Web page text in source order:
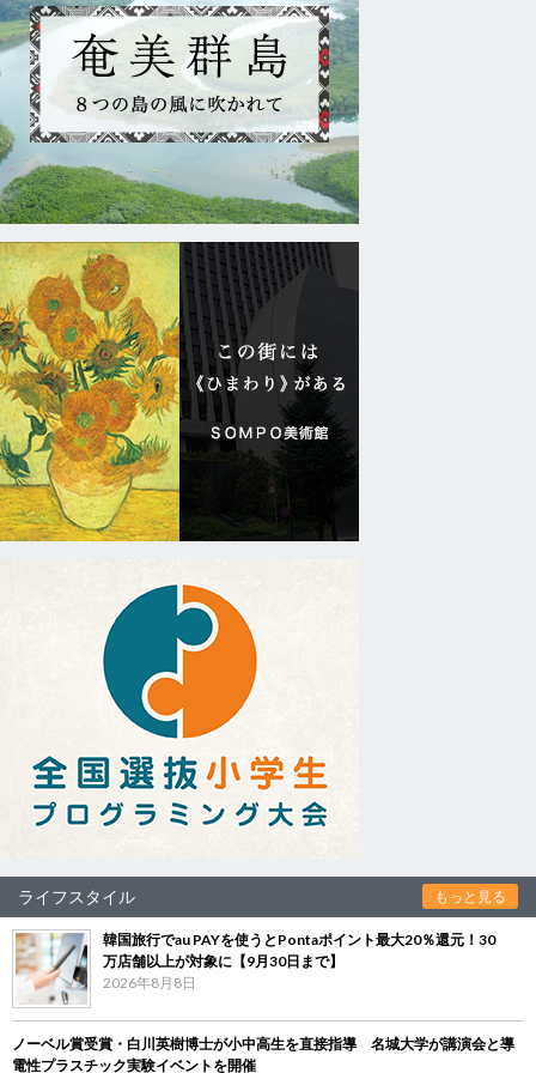
ライフスタイル もっと見る
韓国旅行でau PAYを使うとPontaポイント最大20％還元！30
万店舗以上が対象に【9月30日まで】
2026年8月8日
ノーベル賞受賞・白川英樹博士が小中高生を直接指導 名城大学が講演会と導
電性プラスチック実験イベントを開催